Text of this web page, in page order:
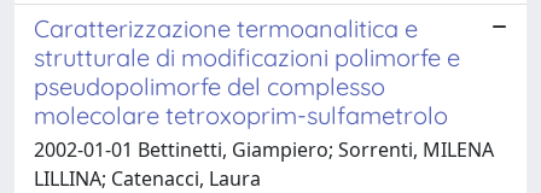
Caratterizzazione termoanalitica e
strutturale di modificazioni polimorfe e
pseudopolimorfe del complesso
molecolare tetroxoprim-sulfametrolo
2002-01-01 Bettinetti, Giampiero; Sorrenti, MILENA
LILLINA; Catenacci, Laura